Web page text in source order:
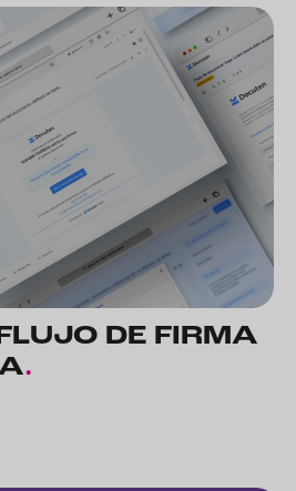
DE FIRMA
.